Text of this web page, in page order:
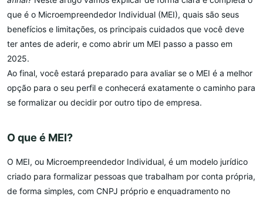
que é o Microempreendedor Individual (MEI), quais são seus
benefícios e limitações, os principais cuidados que você deve
ter antes de aderir, e como abrir um MEI passo a passo em
2025.
Ao final, você estará preparado para avaliar se o MEI é a melhor
opção para o seu perfil e conhecerá exatamente o caminho para
se formalizar ou decidir por outro tipo de empresa.
O que é MEI?
O MEI, ou Microempreendedor Individual, é um modelo jurídico
criado para formalizar pessoas que trabalham por conta própria,
de forma simples, com CNPJ próprio e enquadramento no